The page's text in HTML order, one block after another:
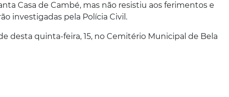
Casa de Cambé, mas não resistiu aos ferimentos e
investigadas pela Polícia Civil.
desta quinta-feira, 15, no Cemitério Municipal de Bela